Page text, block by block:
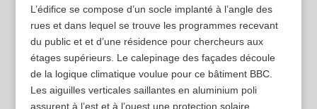
L’édifice se compose d’un socle implanté à l’angle des
rues et dans lequel se trouve les programmes recevant
du public et et d’une résidence pour chercheurs aux
étages supérieurs. Le calepinage des façades découle
de la logique climatique voulue pour ce bâtiment BBC.
Les aiguilles verticales saillantes en aluminium poli
assurent à l’est et à l’ouest une protection solaire